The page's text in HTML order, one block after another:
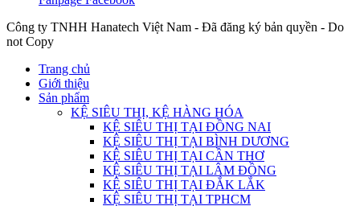
Công ty TNHH Hanatech Việt Nam - Đã đăng ký bản quyền - Do
not Copy
Trang chủ
Giới thiệu
Sản phẩm
KỆ SIÊU THỊ, KỆ HÀNG HÓA
KỆ SIÊU THỊ TẠI ĐỒNG NAI
KỆ SIÊU THỊ TẠI BÌNH DƯƠNG
KỆ SIÊU THỊ TẠI CẦN THƠ
KỆ SIÊU THỊ TẠI LÂM ĐỒNG
KỆ SIÊU THỊ TẠI ĐẮK LẮK
KỆ SIÊU THỊ TẠI TPHCM